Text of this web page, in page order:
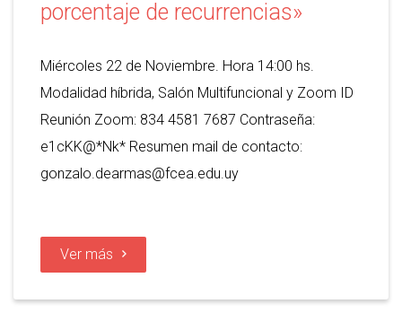
porcentaje de recurrencias»
Miércoles 22 de Noviembre. Hora 14:00 hs.
Modalidad híbrida, Salón Multifuncional y Zoom ID
Reunión Zoom: 834 4581 7687 Contraseña:
e1cKK@*Nk* Resumen mail de contacto:
gonzalo.dearmas@fcea.edu.uy
Ver más